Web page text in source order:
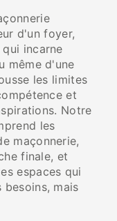
d'un foyer,
incarne
même d'une
les limites
et
Notre
les
maçonnerie,
finale, et
espaces qui
besoins, mais